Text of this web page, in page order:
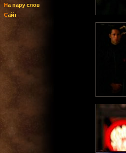
На пару слов
Сайт